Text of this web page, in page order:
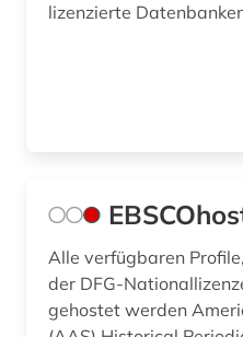
lizenzierte
Alle verfügbaren
der DFG-
gehostet werden American Antiquarian Society